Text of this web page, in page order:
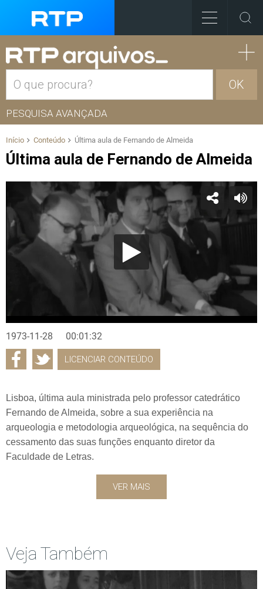
OK
PESQUISA AVANÇADA
Início Conteúdo Última aula de Fernando de Almeida
Última aula de Fernando de Almeida
1973-11-28 00:01:32
LICENCIAR CONTEÚDO
Lisboa, última aula ministrada pelo professor catedrático
Fernando de Almeida, sobre a sua experiência na
arqueologia e metodologia arqueológica, na sequência do
cessamento das suas funções enquanto diretor da
Faculdade de Letras.
VER MAIS
Veja Também